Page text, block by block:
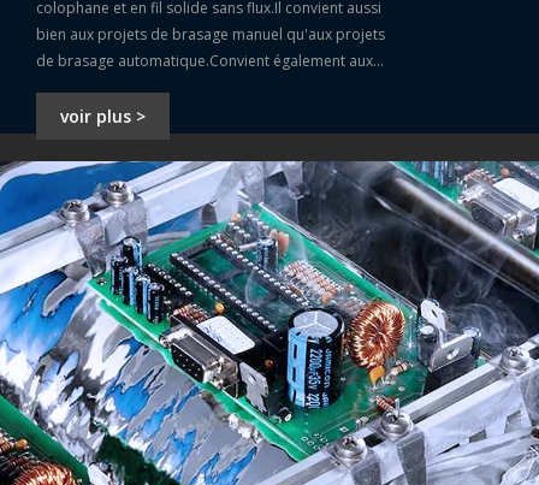
colophane et en fil solide sans flux.Il convient aussi
bien aux projets de brasage manuel qu'aux projets
de brasage automatique.Convient également aux
voir plus >